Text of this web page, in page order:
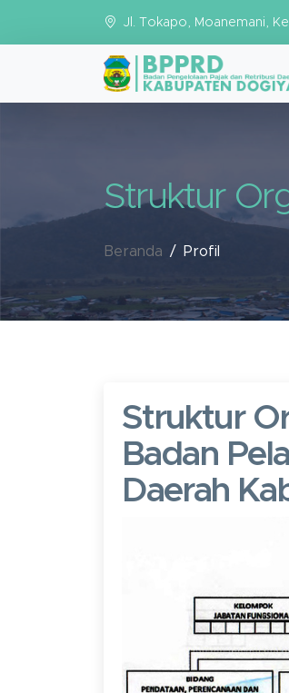
Jl. Tokapo, Moanemani,
Struktur
Beranda Profil
Struktur
Badan
Daerah